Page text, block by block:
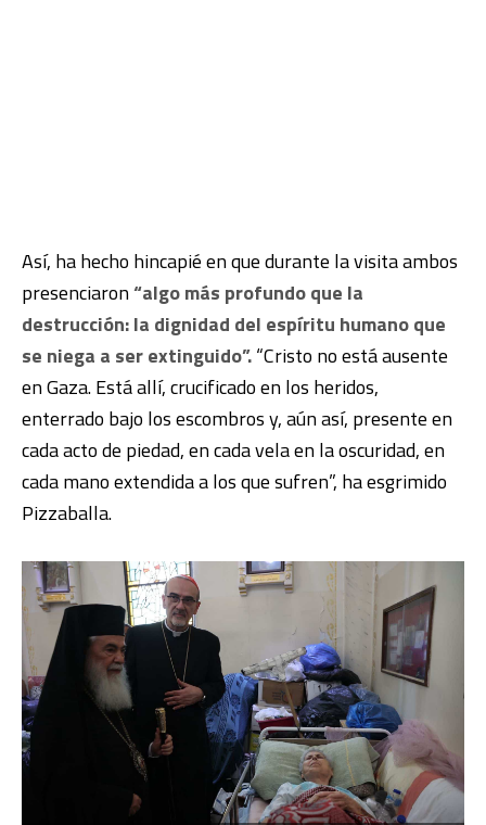
Así, ha hecho hincapié en que durante la visita ambos
presenciaron“algo más profundo que la
destrucción: la dignidad del espíritu humano que
se niega a ser extinguido”.“Cristo no está ausente
en Gaza. Está allí, crucificado en los heridos,
enterrado bajo los escombros y, aún así, presente en
cada acto de piedad, en cada vela en la oscuridad, en
cada mano extendida a los que sufren”, ha esgrimido
Pizzaballa.